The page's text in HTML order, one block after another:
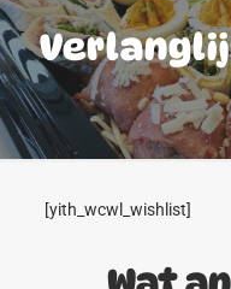
[yith_wcwl_wishlist]